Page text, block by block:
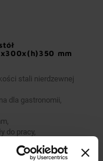
mm
stali nierdzewnej
dla gastronomii,
do pracy,